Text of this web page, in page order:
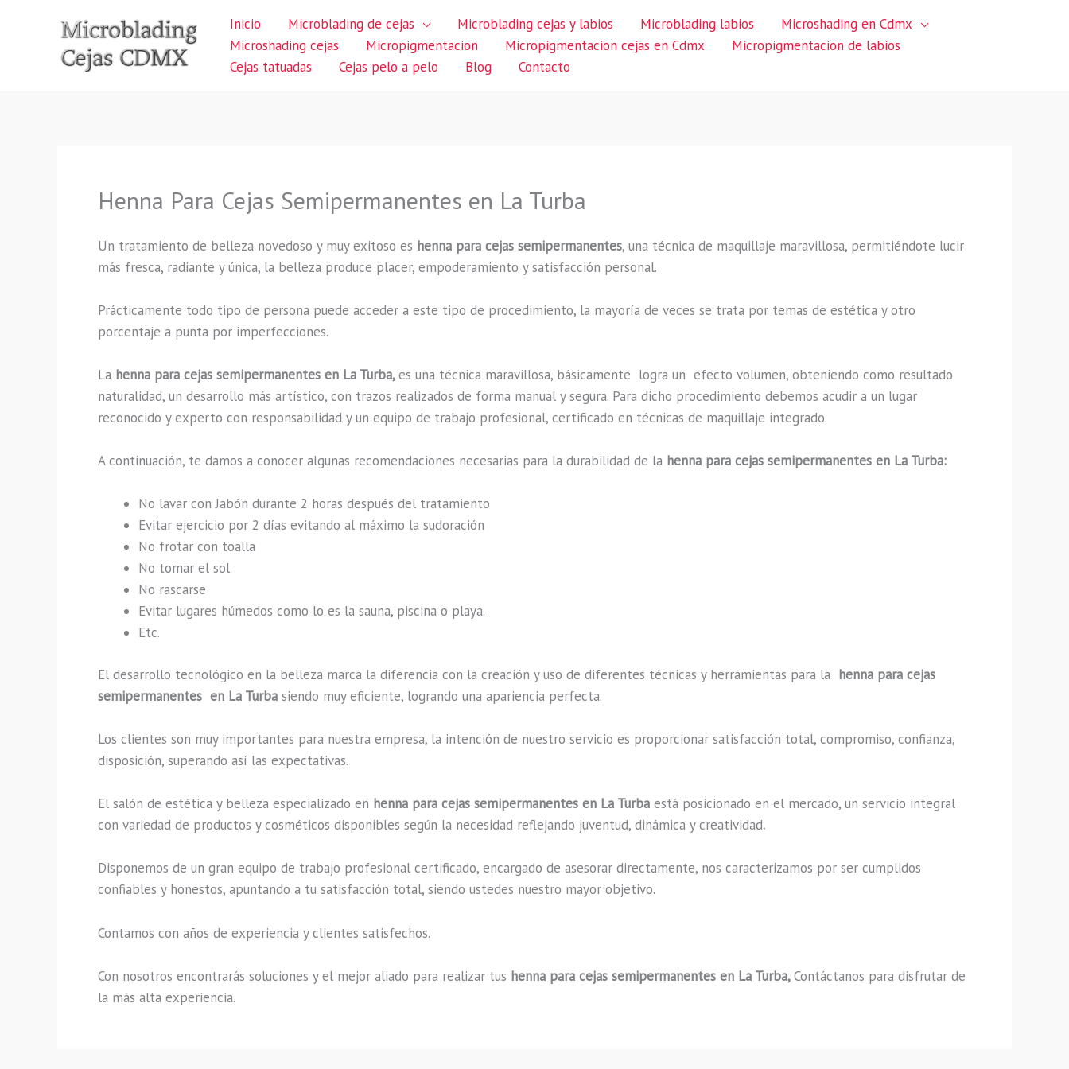
Inicio Microblading de cejas Microblading cejas y labios Microblading labios
Microshading en Cdmx
Microshading cejas
Micropigmentacion Micropigmentacion cejas en Cdmx
Micropigmentacion de labios
Cejas tatuadas
Cejas pelo a pelo Blog Contacto
Henna Para Cejas Semipermanentes en La Turba
Un tratamiento de belleza novedoso y muy exitoso es henna para cejas semipermanentes, una técnica de maquillaje maravillosa, permitiéndote lucir
más fresca, radiante y única, la belleza produce placer, empoderamiento y satisfacción personal.
Prácticamente todo tipo de persona puede acceder a este tipo de procedimiento, la mayoría de veces se trata por temas de estética y otro
porcentaje a punta por imperfecciones.
La henna para cejas semipermanentes en La Turba,es una técnica maravillosa, básicamente logra un efecto volumen, obteniendo como resultado
naturalidad, un desarrollo más artístico, con trazos realizados de forma manual y segura. Para dicho procedimiento debemos acudir a un lugar
reconocido y experto con responsabilidad y un equipo de trabajo profesional, certificado en técnicas de maquillaje integrado.
A continuación, te damos a conocer algunas recomendaciones necesarias para la durabilidad de la henna para cejas semipermanentes en La Turba:
No lavar con Jabón durante 2 horas después del tratamiento
Evitar ejercicio por 2 días evitando al máximo la sudoración
No frotar con toalla
No tomar el sol
No rascarse
Evitar lugares húmedos como lo es la sauna, piscina o playa.
Etc.
El desarrollo tecnológico en la belleza marca la diferencia con la creación y uso de diferentes técnicas y herramientas para la henna para cejas
semipermanentes en La Turba siendo muy eficiente, logrando una apariencia perfecta.
Los clientes son muy importantes para nuestra empresa, la intención de nuestro servicio es proporcionar satisfacción total, compromiso, confianza,
disposición, superando así las expectativas.
El salón de estética y belleza especializado en henna para cejas semipermanentes en La Turba está posicionado en el mercado, un servicio integral
con variedad de productos y cosméticos disponibles según la necesidad reflejando juventud, dinámica y creatividad.
Disponemos de un gran equipo de trabajo profesional certificado, encargado de asesorar directamente, nos caracterizamos por ser cumplidos
confiables y honestos, apuntando a tu satisfacción total, siendo ustedes nuestro mayor objetivo.
Contamos con años de experiencia y clientes satisfechos.
Con nosotros encontrarás soluciones y el mejor aliado para realizar tus henna para cejas semipermanentes en La Turba,Contáctanos para disfrutar de
la más alta experiencia.